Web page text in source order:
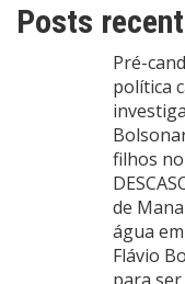
Posts
Pré-
política
filhos
de
água
Flávio